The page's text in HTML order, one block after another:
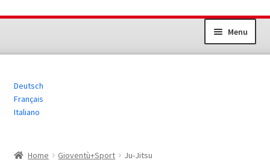
Vai
navigazione
Vai
contenuto
Menu
Gioventù+Sport
Altri prodotti
Deutsch
Français
Italiano
Home Gioventù+Sport Ju-Jitsu